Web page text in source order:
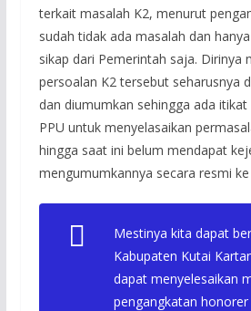
terkait masalah K2, menurut
sudah tidak ada masalah dan
sikap dari Pemerintah saja. Dirinya
persoalan K2 tersebut seharusnya
dan diumumkan sehingga ada
PPU untuk menyelasaikan
hingga saat ini belum mendapat
mengumumkannya secara resmi ke
Mestinya kita dapat
Kabupaten Kutai
dapat menyelesaikan
pengangkatan honorer